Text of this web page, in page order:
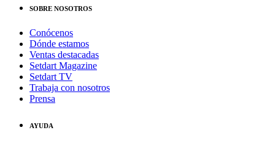
SOBRE NOSOTROS
Conócenos
Dónde estamos
Ventas destacadas
Setdart Magazine
Setdart TV
Trabaja con nosotros
Prensa
AYUDA